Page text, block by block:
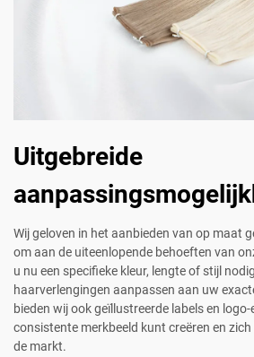
Uitgebreide
Wij geloven in het aanbieden van op maat
om aan de uiteenlopende behoeften van
u nu een specifieke kleur, lengte of stijl
haarverlengingen aanpassen aan uw
bieden wij ook geïllustreerde labels en
consistente merkbeeld kunt creëren en
de markt.